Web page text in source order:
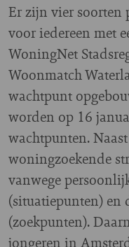
Er zijn vier soorten
voor iedereen met
WoningNet
Woonmatch
wachtpunt
worden op 16
wachtpunten.
woningzoekende
vanwege
(situatiepunten) en
(zoekpunten).
jongeren in